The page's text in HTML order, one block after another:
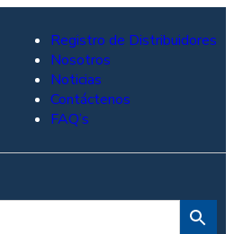
Registro de Distribuidores
Nosotros
Noticias
Contáctenos
FAQ’s